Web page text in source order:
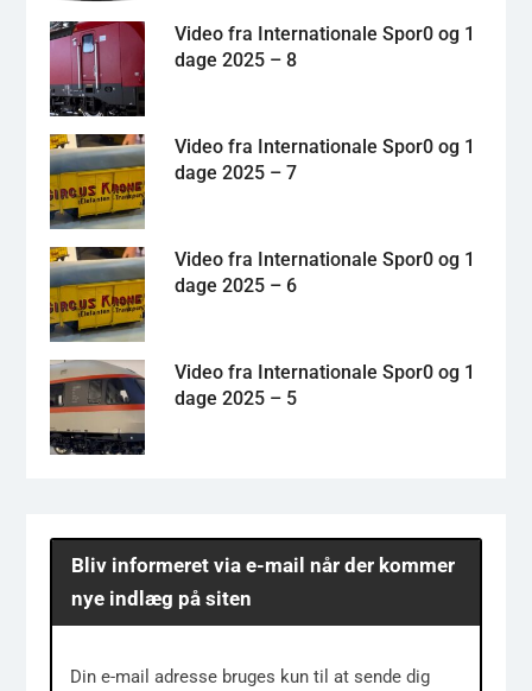
Video fra Internationale Spor0 og 1
dage 2025 – 8
Video fra Internationale Spor0 og 1
dage 2025 – 7
Video fra Internationale Spor0 og 1
dage 2025 – 6
Video fra Internationale Spor0 og 1
dage 2025 – 5
Bliv informeret via e-mail når der kommer
nye indlæg på siten
Din e-mail adresse bruges kun til at sende dig